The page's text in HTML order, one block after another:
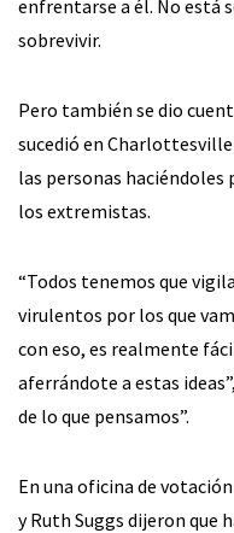
enfrentarse a él. No está
sobrevivir.
Pero también se dio
sucedió en
las personas haciéndoles
los extremistas.
“Todos tenemos que
virulentos por los que
con eso, es realmente
aferrándote a estas
de lo que pensamos”.
En una oficina de
y Ruth Suggs dijeron que